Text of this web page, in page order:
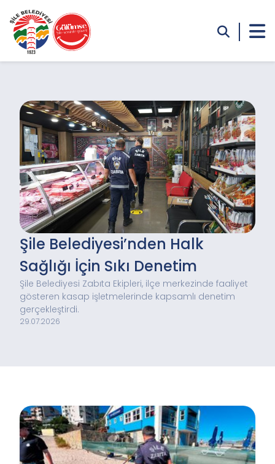
Şile Belediyesi’nden Halk
Sağlığı İçin Sıkı Denetim
Şile Belediyesi Zabıta Ekipleri, ilçe merkezinde faaliyet
gösteren kasap işletmelerinde kapsamlı denetim
gerçekleştirdi.
29.07.2026